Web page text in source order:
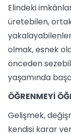
Elindeki
üretebilen,
yakalayabilenler
olmak, esnek
önceden
yaşamında
ÖĞRENMEYİ
Gelişmek,
kendisi karar